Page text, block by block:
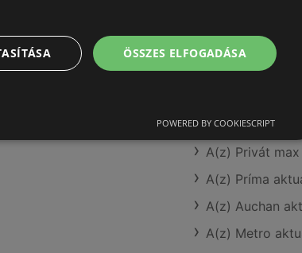
További linkek
A(z) Ecofamily
A(z) Privát
A(z) Príma
A(z) Auchan
A(z) Metro
ÖSSZES ELFOGADÁSA
POWERED BY COOKIESCRIPT